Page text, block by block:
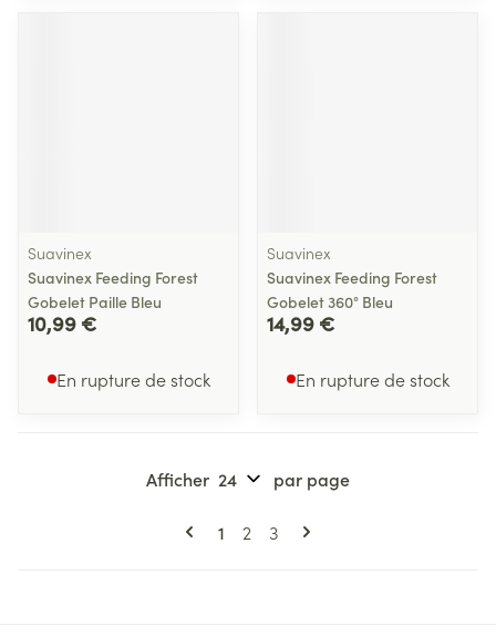
Suavinex
Suavinex Feeding Forest
Gobelet Paille Bleu
10,99 €
En rupture de stock
Suavinex
Suavinex Feeding Forest
Gobelet 360° Bleu
14,99 €
En rupture de stock
Pages
Vous lisez actuellement la page
1 Page
2 Page
3
Afficher par page